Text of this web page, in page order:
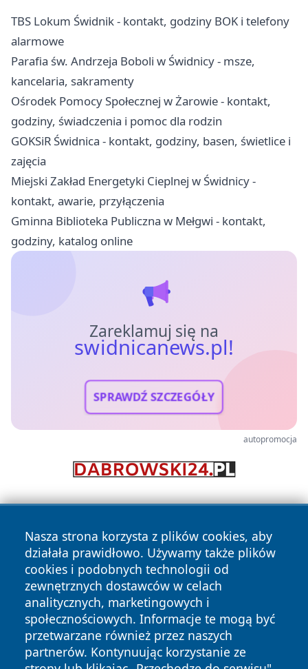
TBS Lokum Świdnik - kontakt, godziny BOK i telefony
alarmowe
Parafia św. Andrzeja Boboli w Świdnicy - msze,
kancelaria, sakramenty
Ośrodek Pomocy Społecznej w Żarowie - kontakt,
godziny, świadczenia i pomoc dla rodzin
GOKSiR Świdnica - kontakt, godziny, basen, świetlice i
zajęcia
Miejski Zakład Energetyki Cieplnej w Świdnicy -
kontakt, awarie, przyłączenia
Gminna Biblioteka Publiczna w Mełgwi - kontakt,
godziny, katalog online
Zareklamuj się na
swidnicanews.pl!
SPRAWDŹ SZCZEGÓŁY
autopromocja
Nasza strona korzysta z plików cookies, aby
działała prawidłowo. Używamy także plików
cookies i podobnych technologii od
zewnętrznych dostawców w celach
analitycznych, marketingowych i
społecznościowych. Informacje te mogą być
przetwarzane również przez naszych
partnerów. Kontynuując korzystanie ze
Copyright © 2026 swidnicanews.pl Wszystkie prawa
zastrzeżone.
News Autorzy
Polityka
Polityka